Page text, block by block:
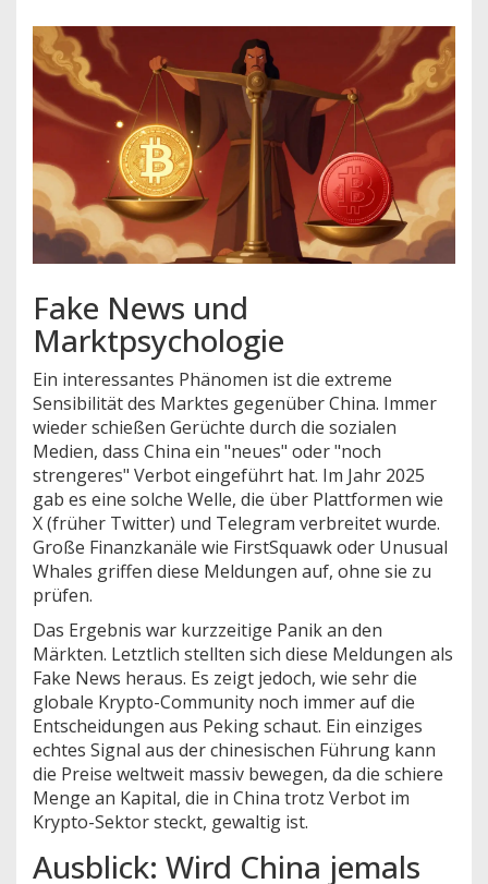
Fake News und
Marktpsychologie
Ein interessantes Phänomen ist die extreme
Sensibilität des Marktes gegenüber China. Immer
wieder schießen Gerüchte durch die sozialen
Medien, dass China ein "neues" oder "noch
strengeres" Verbot eingeführt hat. Im Jahr 2025
gab es eine solche Welle, die über Plattformen wie
X (früher Twitter) und Telegram verbreitet wurde.
Große Finanzkanäle wie FirstSquawk oder Unusual
Whales griffen diese Meldungen auf, ohne sie zu
prüfen.
Das Ergebnis war kurzzeitige Panik an den
Märkten. Letztlich stellten sich diese Meldungen als
Fake News heraus. Es zeigt jedoch, wie sehr die
globale Krypto-Community noch immer auf die
Entscheidungen aus Peking schaut. Ein einziges
echtes Signal aus der chinesischen Führung kann
die Preise weltweit massiv bewegen, da die schiere
Menge an Kapital, die in China trotz Verbot im
Krypto-Sektor steckt, gewaltig ist.
Ausblick: Wird China jemals